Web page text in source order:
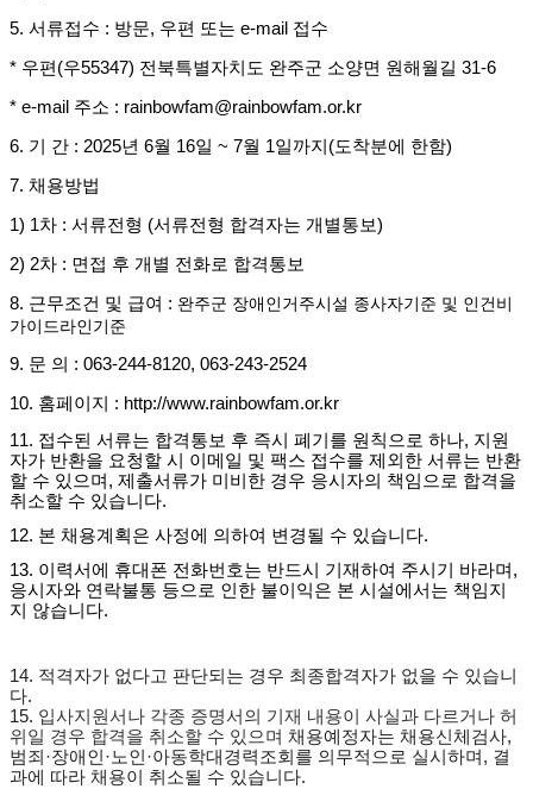
5. 서류접수 : 방문, 우편 또는 e-mail 접수
* 우편(우55347) 전북특별자치도 완주군 소양면 원해월길 31-6
* e-mail 주소 : rainbowfam@rainbowfam.or.kr
6. 기 간 : 2025년 6월 16일 ~ 7월 1일까지(도착분에 한함)
7. 채용방법
1) 1차 : 서류전형 (서류전형 합격자는 개별통보)
2) 2차 : 면접 후 개별 전화로 합격통보
8. 근무조건 및 급여 : 완주군 장애인거주시설 종사자기준 및 인건비
가이드라인기준
9. 문 의 : 063-244-8120, 063-243-2524
10. 홈페이지 : http://www.rainbowfam.or.kr
11. 접수된 서류는 합격통보 후 즉시 폐기를 원칙으로 하나, 지원
자가 반환을 요청할 시 이메일 및 팩스 접수를 제외한 서류는 반환
할 수 있으며 , 제출서류가 미비한 경우 응시자의 책임으로 합격을
취소할 수 있습니다.
12. 본 채용계획은 사정에 의하여 변경될 수 있습니다.
13. 이력서에 휴대폰 전화번호는 반드시 기재하여 주시기 바라며 ,
응시자와 연락불통 등으로 인한 불이익은 본 시설에서는 책임지
지 않습니다.
14. 적격자가 없다고 판단되는 경우 최종합격자가 없을 수 있습니
다.
15. 입사지원서나 각종 증명서의 기재 내용이 사실과 다르거나 허
위일 경우 합격을 취소할 수 있으며 채용예정자는 채용신체검사,
범죄 ·장애인 ·노인 ·아동학대경력조회를 의무적으로 실시하며 , 결
과에 따라 채용이 취소될 수 있습니다.